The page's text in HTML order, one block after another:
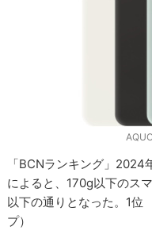
「BCNランキング」
によると、170g以下のス
以下の通りとなった。1
プ）